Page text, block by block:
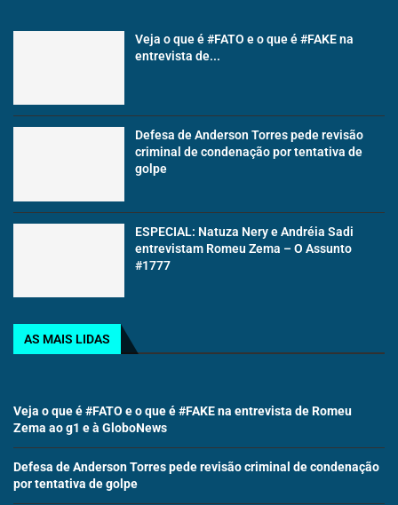
Veja o que é #FATO e o que é #FAKE na
entrevista de...
Defesa de Anderson Torres pede revisão
criminal de condenação por tentativa de
golpe
ESPECIAL: Natuza Nery e Andréia Sadi
entrevistam Romeu Zema – O Assunto
#1777
AS MAIS LIDAS
Veja o que é #FATO e o que é #FAKE na entrevista de Romeu
Zema ao g1 e à GloboNews
Defesa de Anderson Torres pede revisão criminal de condenação
por tentativa de golpe